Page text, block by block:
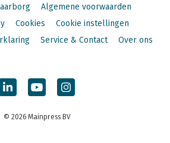
Algemene voorwaarden
Cookies
Cookie instellingen
Service & Contact Over ons
© 2026 Mainpress BV